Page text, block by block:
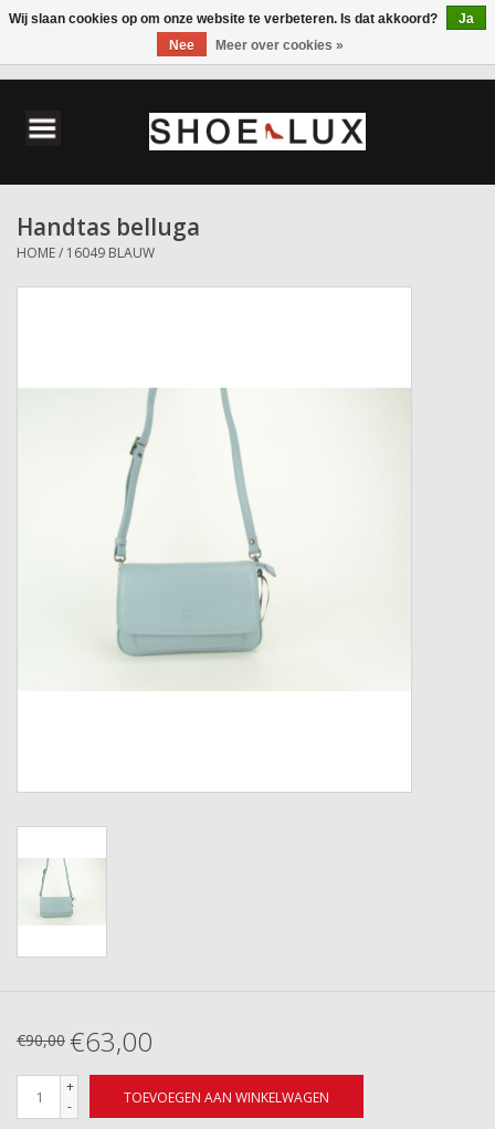
Herenschoenen
Accessoires
Handtas belluga
HOME/ 16049 BLAUW
€90,00 €63,00
+
-
TOEVOEGEN AAN WINKELWAGEN
Wij slaan cookies op om onze website te verbeteren. Is dat akkoord?
Ja
Nee
Meer over cookies »